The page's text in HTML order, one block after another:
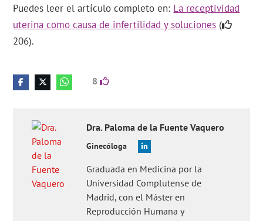
Puedes leer el artículo completo en: La receptividad
uterina como causa de infertilidad y soluciones (
206).
8
Dra. Paloma de la Fuente Vaquero
Ginecóloga
Graduada en Medicina por la
Universidad Complutense de
Madrid, con el Máster en
Reproducción Humana y